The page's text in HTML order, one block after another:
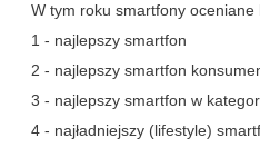
W tym roku smartfony oceniane
1 - najlepszy smartfon
2 - najlepszy smartfon
3 - najlepszy smartfon w
4 - najładniejszy (lifestyle)